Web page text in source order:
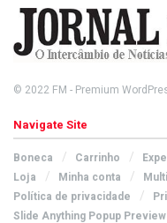
© 2022 FM - Premium
Navigate Site
Boneca Carrinho
Loja
Minha conta
Política de privacidade
Slide Anything Popup Preview